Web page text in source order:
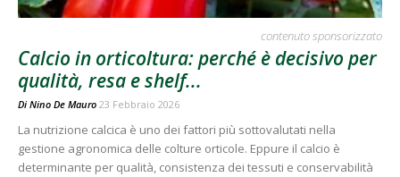
contenuto sponsorizzato
Calcio in orticoltura: perché è decisivo per
qualità, resa e shelf...
Di Nino De Mauro 23 Febbraio 2026
La nutrizione calcica è uno dei fattori più sottovalutati nella
gestione agronomica delle colture orticole. Eppure il calcio è
determinante per qualità, consistenza dei tessuti e conservabilità